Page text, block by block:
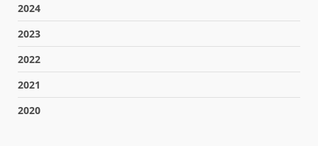
2024
2023
2022
2021
2020